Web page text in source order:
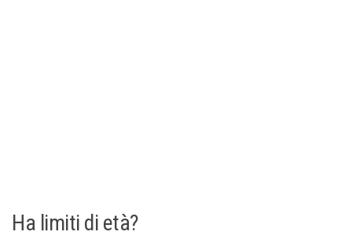
Ha limiti di età?